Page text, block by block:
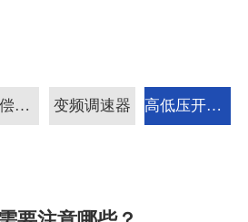
无功补偿装置 变频调速器 高低压开关柜